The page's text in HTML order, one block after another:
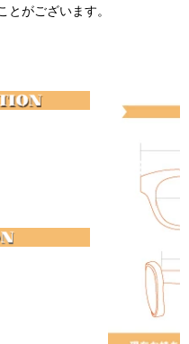
とがございます。